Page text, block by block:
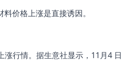
价格上涨是直接诱因。
行情。据生意社显示，11月4